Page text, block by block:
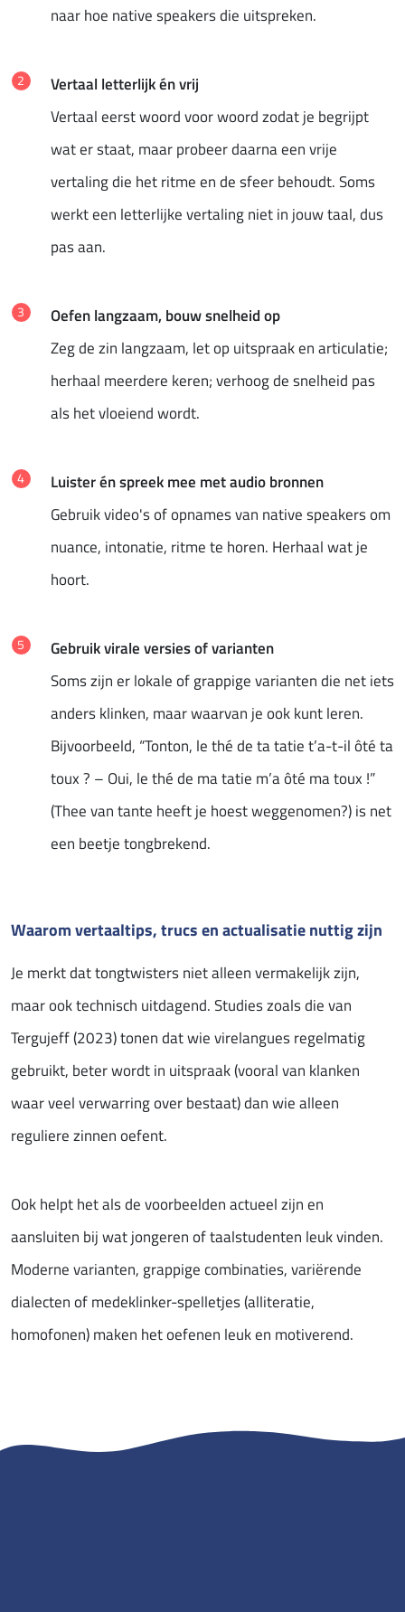
naar hoe native speakers die uitspreken.
Vertaal letterlijk én vrij
Vertaal eerst woord voor woord zodat je begrijpt
wat er staat, maar probeer daarna een vrije
vertaling die het ritme en de sfeer behoudt. Soms
werkt een letterlijke vertaling niet in jouw taal, dus
pas aan.
Oefen langzaam, bouw snelheid op
Zeg de zin langzaam, let op uitspraak en articulatie;
herhaal meerdere keren; verhoog de snelheid pas
als het vloeiend wordt.
Luister én spreek mee met audio bronnen
Gebruik video's of opnames van native speakers om
nuance, intonatie, ritme te horen. Herhaal wat je
hoort.
Gebruik virale versies of varianten
Soms zijn er lokale of grappige varianten die net iets
anders klinken, maar waarvan je ook kunt leren.
Bijvoorbeeld, “Tonton, le thé de ta tatie t’a-t-il ôté ta
toux ? – Oui, le thé de ma tatie m’a ôté ma toux !”
(Thee van tante heeft je hoest weggenomen?) is net
een beetje tongbrekend.
Waarom vertaaltips, trucs en actualisatie nuttig zijn
Je merkt dat tongtwisters niet alleen vermakelijk zijn,
maar ook technisch uitdagend. Studies zoals die van
Tergujeff (2023) tonen dat wie virelangues regelmatig
gebruikt, beter wordt in uitspraak (vooral van klanken
waar veel verwarring over bestaat) dan wie alleen
reguliere zinnen oefent.
Ook helpt het als de voorbeelden actueel zijn en
aansluiten bij wat jongeren of taalstudenten leuk vinden.
Moderne varianten, grappige combinaties, variërende
dialecten of medeklinker-spelletjes (alliteratie,
homofonen) maken het oefenen leuk en motiverend.